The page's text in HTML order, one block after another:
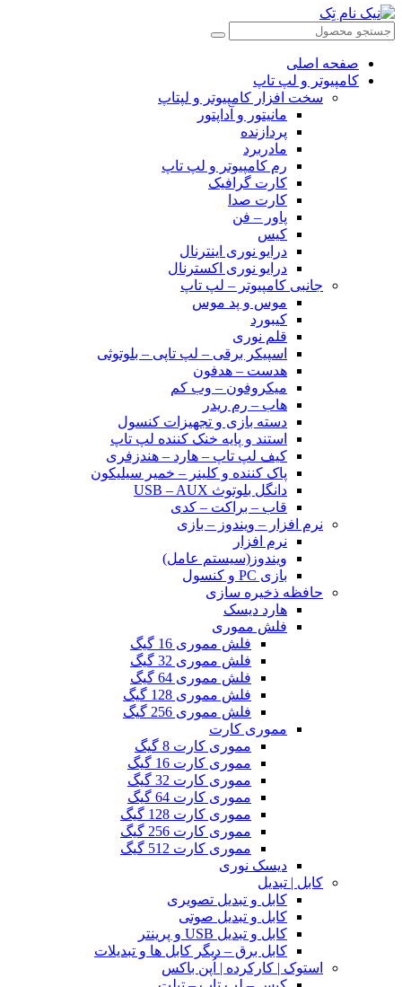
صفحه اصلی
کامپیوتر و‌‌‌‌‌ لپ تاپ
سخت افزار کامپیوتر و لپتاپ
مانیتور و آداپتور
پردازنده
مادربرد
رم کامپیوتر و لپ تاپ
کارت گرافیک
کارت صدا
پاور – فن
کیس
درایو نوری اینترنال
درایو نوری اکسترنال
جانبی کامپیوتر – لپ تاپ
موس و پد موس
کیبورد
قلم نوری
اسپیکر برقی – لپ تاپی – بلوتوثی
هدست – هدفون
میکروفون – وب کم
هاب – رم ریدر
دسته بازی و تجهیزات کنسول
استند و پایه خنک کننده لپ تاپ
کیف لپ تاپ – هارد – هندزفری
پاک کننده و کلینر – خمیر سیلیکون
دانگل بلوتوث USB – AUX
قاب – براکت – کدی
نرم افزار – ویندوز – بازی
نرم افزار
ویندوز(سیستم عامل)
بازی PC و کنسول
حافظه ذخیره سازی
هارد دیسک
فلش مموری
فلش مموری 16 گیگ
فلش مموری 32 گیگ
فلش مموری 64 گیگ
فلش مموری 128 گیگ
فلش مموری 256 گیگ
مموری کارت
مموری کارت 8 گیگ
مموری کارت 16 گیگ
مموری کارت 32 گیگ
مموری کارت 64 گیگ
مموری کارت 128 گیگ
مموری کارت 256 گیگ
مموری کارت 512 گیگ
دیسک نوری
کابل | تبدیل
کابل و تبدیل تصویری
کابل و تبدیل صوتی
کابل و تبدیل USB و پرینتر
کابل برق – دیگر کابل ها و تبدیلات
استوک | کارکرده | اُپن باکس